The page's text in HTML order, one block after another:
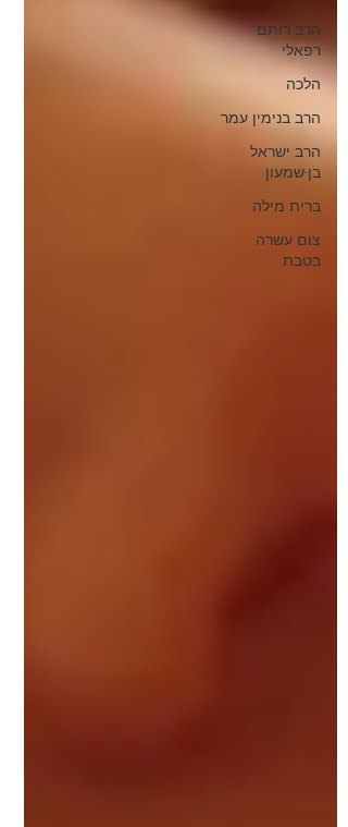
הרב רותם
רפאלי
הלכה
הרב בנימין עמר
הרב ישראל
בן-שמעון
ברית מילה
צום עשרה
בטבת